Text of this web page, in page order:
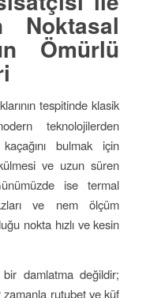
Noktasal
Ömürlü
tespitinde klasik
teknolojilerden
bulmak için
ve uzun süren
ise termal
ve nem ölçüm
nokta hızlı ve kesin
damlatma değildir;
zamanla rutubet ve küf